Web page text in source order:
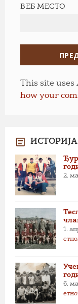
ВЕБ МЕСТО
This site uses
how your
2.
1.
6.